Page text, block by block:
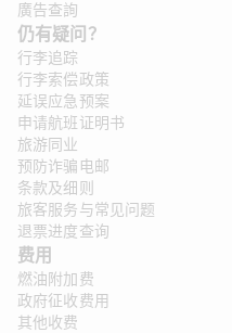
廣告查詢
仍有疑问？
行李追踪
行李索偿政策
延误应急预案
申请航班证明书
旅游同业
预防诈骗电邮
条款及细则
旅客服务与常见问题
退票进度查询
费用
燃油附加费
政府征收费用
其他收费